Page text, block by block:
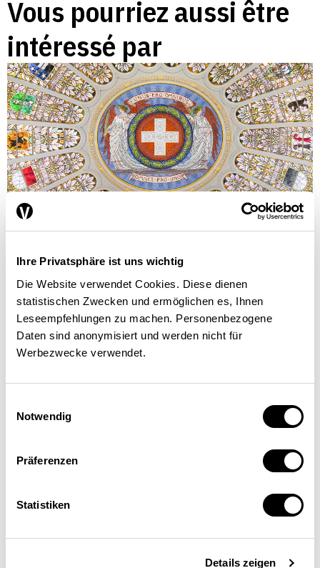
Ihre Privatsphäre ist uns wichtig
Die Website verwendet Cookies. Diese dienen
statistischen Zwecken und ermöglichen es, Ihnen
Leseempfehlungen zu machen. Personenbezogene
Daten sind anonymisiert und werden nicht für
Werbezwecke verwendet.
Notwendig
Präferenzen
Statistiken
Details zeigen
Vous pourriez aussi être
intéressé par
POLITIQUE ÉCONOMIQUE CANTONS
Laetitia Mathys| 05.08.2026
Coopétition: les domaines